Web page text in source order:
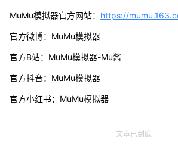
MuMu模拟器官方网站： https://
官方微博：MuMu模拟器
官方B站：MuMu模拟器-Mu酱
官方抖音：MuMu模拟器
官方小红书：MuMu模拟器
文章已到底